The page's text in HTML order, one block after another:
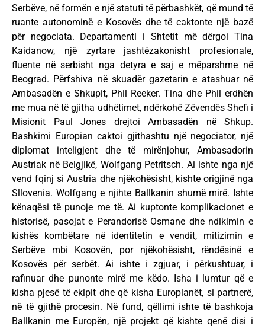
Serbëve, në formën e një statuti të përbashkët, që mund të
ruante autonominë e Kosovës dhe të caktonte një bazë
për negociata. Departamenti i Shtetit më dërgoi Tina
Kaidanow, një zyrtare jashtëzakonisht profesionale,
fluente në serbisht nga detyra e saj e mëparshme në
Beograd. Përfshiva në skuadër gazetarin e atashuar në
Ambasadën e Shkupit, Phil Reeker. Tina dhe Phil erdhën
me mua në të gjitha udhëtimet, ndërkohë Zëvendës Shefi i
Misionit Paul Jones drejtoi Ambasadën në Shkup.
Bashkimi Europian caktoi gjithashtu një negociator, një
diplomat inteligjent dhe të mirënjohur, Ambasadorin
Austriak në Belgjikë, Wolfgang Petritsch. Ai ishte nga një
vend fqinj si Austria dhe njëkohësisht, kishte origjinë nga
Sllovenia. Wolfgang e njihte Ballkanin shumë mirë. Ishte
kënaqësi të punoje me të. Ai kuptonte komplikacionet e
historisë, pasojat e Perandorisë Osmane dhe ndikimin e
kishës kombëtare në identitetin e vendit, mitizimin e
Serbëve mbi Kosovën, por njëkohësisht, rëndësinë e
Kosovës për serbët. Ai ishte i zgjuar, i përkushtuar, i
rafinuar dhe punonte mirë me këdo. Isha i lumtur që e
kisha pjesë të ekipit dhe që kisha Europianët, si partnerë,
në të gjithë procesin. Në fund, qëllimi ishte të bashkoja
Ballkanin me Europën, një projekt që kishte qenë disi i